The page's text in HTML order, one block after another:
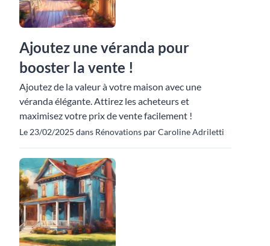
Ajoutez une véranda pour
booster la vente !
Ajoutez de la valeur à votre maison avec une
véranda élégante. Attirez les acheteurs et
maximisez votre prix de vente facilement !
Le 23/02/2025 dans Rénovations par Caroline Adriletti